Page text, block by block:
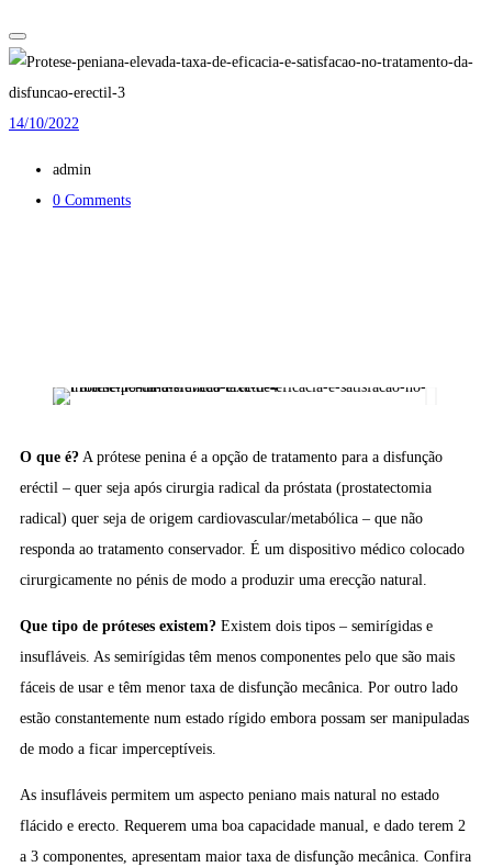
14/10/2022
admin
0 Comments
O que é? A prótese penina é a opção de tratamento para a disfunção
eréctil – quer seja após cirurgia radical da próstata (prostatectomia
radical) quer seja de origem cardiovascular/metabólica – que não
responda ao tratamento conservador. É um dispositivo médico colocado
cirurgicamente no pénis de modo a produzir uma erecção natural.
Que tipo de próteses existem? Existem dois tipos – semirígidas e
insufláveis. As semirígidas têm menos componentes pelo que são mais
fáceis de usar e têm menor taxa de disfunção mecânica. Por outro lado
estão constantemente num estado rígido embora possam ser manipuladas
de modo a ficar imperceptíveis.
As insufláveis permitem um aspecto peniano mais natural no estado
flácido e erecto. Requerem uma boa capacidade manual, e dado terem 2
a 3 componentes, apresentam maior taxa de disfunção mecânica. Confira